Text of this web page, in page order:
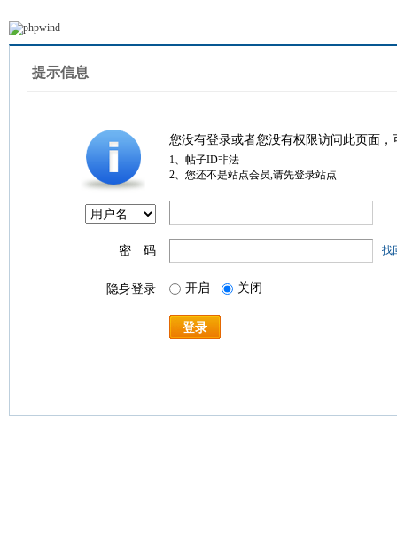
提示信息
您没有登录或者您没有权限访问此页面
1、帖子ID非法
2、您还不是站点会员,请先登录站点
密 码 找
隐身登录 开启 关闭
登录